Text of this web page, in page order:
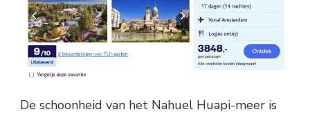
De schoonheid van het Nahuel Huapi-meer is